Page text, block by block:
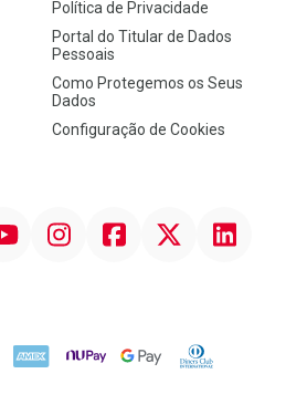
Política de Privacidade
Portal do Titular de Dados
Pessoais
Como Protegemos os Seus
Dados
Configuração de Cookies
InstagramFacebook Linkedin
AMEX NuPay Google PayDiners Club